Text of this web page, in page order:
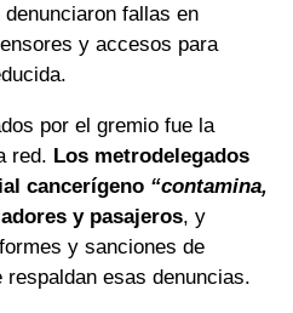
denunciaron fallas en
y accesos para
por el gremio fue la
red. Los metrodelegados
cancerígeno “contamina,
y pasajeros, y
y sanciones de
esas denuncias.